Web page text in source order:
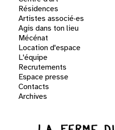
Résidences
Artistes associé·es
Agis dans ton lieu
Mécénat
Location d'espace
L'équipe
Recrutements
Espace presse
Contacts
Archives